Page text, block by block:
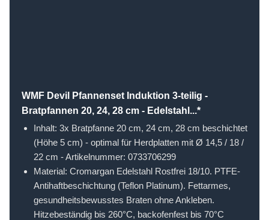
WMF Devil Pfannenset Induktion 3-teilig -
Bratpfannen 20, 24, 28 cm - Edelstahl...*
Inhalt: 3x Bratpfanne 20 cm, 24 cm, 28 cm beschichtet
(Höhe 5 cm) - optimal für Herdplatten mit Ø 14,5 / 18 /
22 cm - Artikelnummer: 0733706299
Material: Cromargan Edelstahl Rostfrei 18/10. PTFE-
Antihaftbeschichtung (Teflon Platinum). Fettarmes,
gesundheitsbewusstes Braten ohne Ankleben.
Hitzebeständig bis 260°C, backofenfest bis 70°C